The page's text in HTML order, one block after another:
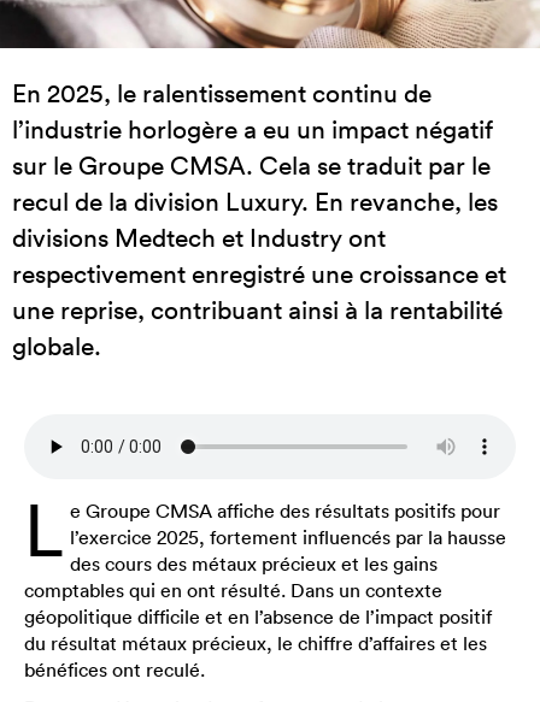
En 2025, le ralentissement continu de
l’industrie horlogère a eu un impact négatif
sur le Groupe CMSA. Cela se traduit par le
recul de la division Luxury. En revanche, les
divisions Medtech et Industry ont
respectivement enregistré une croissance et
une reprise, contribuant ainsi à la rentabilité
globale.
L e Groupe CMSA affiche des résultats positifs pour
l’exercice 2025, fortement influencés par la hausse
des cours des métaux précieux et les gains
comptables qui en ont résulté. Dans un contexte
géopolitique difficile et en l’absence de l’impact positif
du résultat métaux précieux, le chiffre d’affaires et les
bénéfices ont reculé.